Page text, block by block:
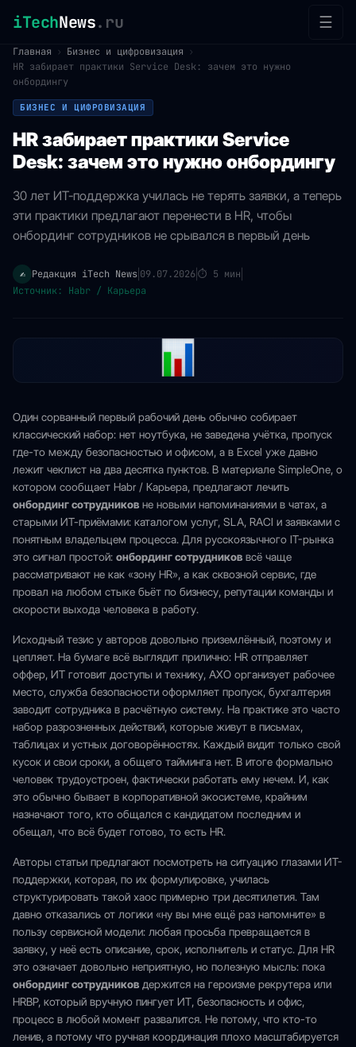
iTechNews.ru ☰
Главная › Бизнес и цифровизация
›
HR забирает практики Service Desk: зачем это нужно
онбордингу
БИЗНЕС И ЦИФРОВИЗАЦИЯ
HR забирает практики Service
Desk: зачем это нужно онбордингу
30 лет ИТ-поддержка училась не терять заявки, а теперь
эти практики предлагают перенести в HR, чтобы
онбординг сотрудников не срывался в первый день
✍️ Редакция iTech News 09.07.2026⏱ 5 мин
Источник: Habr / Карьера
Один сорванный первый рабочий день обычно собирает
классический набор: нет ноутбука, не заведена учётка, пропуск
где-то между безопасностью и офисом, а в Excel уже давно
лежит чеклист на два десятка пунктов. В материале SimpleOne, о
котором сообщает Habr / Карьера, предлагают лечить
онбординг сотрудников не новыми напоминаниями в чатах, а
старыми ИТ-приёмами: каталогом услуг, SLA, RACI и заявками с
понятным владельцем процесса. Для русскоязычного IT-рынка
это сигнал простой: онбординг сотрудников всё чаще
рассматривают не как «зону HR», а как сквозной сервис, где
провал на любом стыке бьёт по бизнесу, репутации команды и
скорости выхода человека в работу.
Исходный тезис у авторов довольно приземлённый, поэтому и
цепляет. На бумаге всё выглядит прилично: HR отправляет
оффер, ИТ готовит доступы и технику, АХО организует рабочее
место, служба безопасности оформляет пропуск, бухгалтерия
заводит сотрудника в расчётную систему. На практике это часто
набор разрозненных действий, которые живут в письмах,
таблицах и устных договорённостях. Каждый видит только свой
кусок и свои сроки, а общего тайминга нет. В итоге формально
человек трудоустроен, фактически работать ему нечем. И, как
это обычно бывает в корпоративной экосистеме, крайним
назначают того, кто общался с кандидатом последним и
обещал, что всё будет готово, то есть HR.
Авторы статьи предлагают посмотреть на ситуацию глазами ИТ-
поддержки, которая, по их формулировке, училась
структурировать такой хаос примерно три десятилетия. Там
давно отказались от логики «ну вы мне ещё раз напомните» в
пользу сервисной модели: любая просьба превращается в
заявку, у неё есть описание, срок, исполнитель и статус. Для HR
это означает довольно неприятную, но полезную мысль: пока
онбординг сотрудников держится на героизме рекрутера или
HRBP, который вручную пингует ИТ, безопасность и офис,
процесс в любой момент развалится. Не потому, что кто-то
ленив, а потому что ручная координация плохо масштабируется